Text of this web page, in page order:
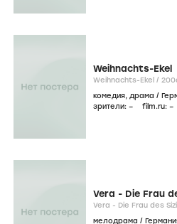
Weihnachts-Ekel
Weihnachts-Ekel /
комедия, драма /
зрители: – film.ru: –
Vera - Die Frau
мелодрама /